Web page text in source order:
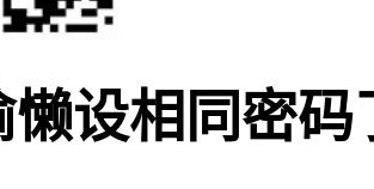
懒设相同密